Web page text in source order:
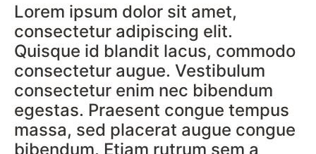
Lorem ipsum dolor sit amet,
consectetur adipiscing elit.
Quisque id blandit lacus, commodo
consectetur augue. Vestibulum
consectetur enim nec bibendum
egestas. Praesent congue tempus
massa, sed placerat augue congue
bibendum. Etiam rutrum sem a